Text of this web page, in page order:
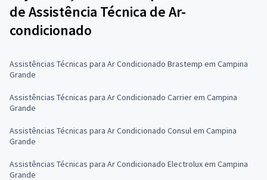
de Assistência Técnica de Ar-
condicionado
Assistências Técnicas para Ar Condicionado Brastemp em Campina
Grande
Assistências Técnicas para Ar Condicionado Carrier em Campina
Grande
Assistências Técnicas para Ar Condicionado Consul em Campina
Grande
Assistências Técnicas para Ar Condicionado Electrolux em Campina
Grande